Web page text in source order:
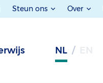
Steun ons Over
NL